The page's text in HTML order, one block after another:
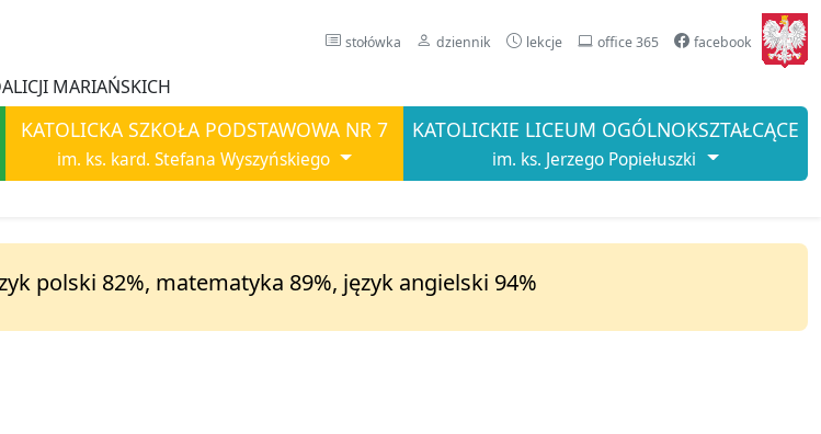
stołówka dziennik lekcje office 365 facebook
MARIAŃSKICH
KATOLICKA SZKOŁA PODSTAWOWA NR 7
im. ks. kard. Stefana Wyszyńskiego
KATOLICKIE LICEUM OGÓLNOKSZTAŁCĄCE
im. ks. Jerzego Popiełuszki
polski 82%, matematyka 89%, język angielski 94%